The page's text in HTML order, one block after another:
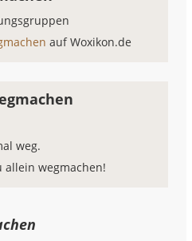
auf Woxikon.de
weg.
allein wegmachen!